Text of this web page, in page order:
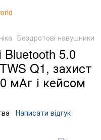
Бездротові навушники
Bluetooth 5.0
Q1, захист
мАг і кейсом
Написати відгук